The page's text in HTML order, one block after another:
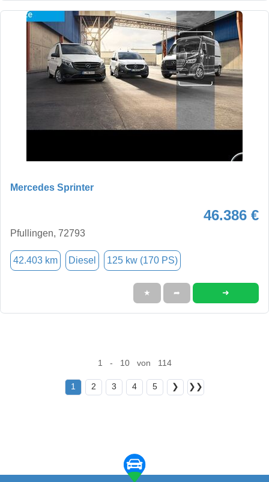
Mercedes Sprinter
46.386 €
Pfullingen, 72793
42.403 km Diesel 125 kw (170 PS)
★ ➦ ➜
1 - 10 von 114
1 2 3 4 5 ❯ ❯❯